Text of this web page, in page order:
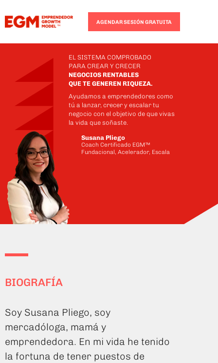
AGENDAR SESIÓN GRATUITA
EL SISTEMA COMPROBADO
PARA CREAR Y CRECER
NEGOCIOS RENTABLES
QUE TE GENEREN RIQUEZA.
Ayudamos a emprendedores como
tú a lanzar, crecer y escalar tu
negocio con el objetivo de que vivas
la vida que soñaste.
Susana Pliego
Coach Certificado EGM™
Fundacional, Acelerador, Escala
BIOGRAFÍA
Soy Susana Pliego, soy
mercadóloga, mamá y
emprendedora. En mi vida he tenido
la fortuna de tener puestos de